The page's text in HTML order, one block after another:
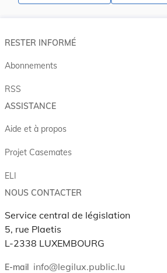
RESTER INFORMÉ
Abonnements
RSS
ASSISTANCE
Aide et à propos
Projet Casemates
ELI
NOUS CONTACTER
Service central de législation
5, rue Plaetis
L-2338 LUXEMBOURG
E-mail info@legilux.public.lu